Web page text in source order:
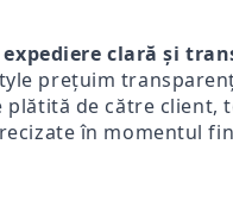
expediere clară și
prețuim
plătită de către client,
în momentul